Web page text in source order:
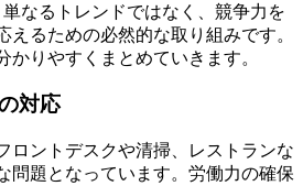
なるトレンドではなく、競争力を
えるための必然的な取り組みです。
かりやすくまとめていきます。
対応
ロントデスクや清掃、レストランな
問題となっています。労働力の確保